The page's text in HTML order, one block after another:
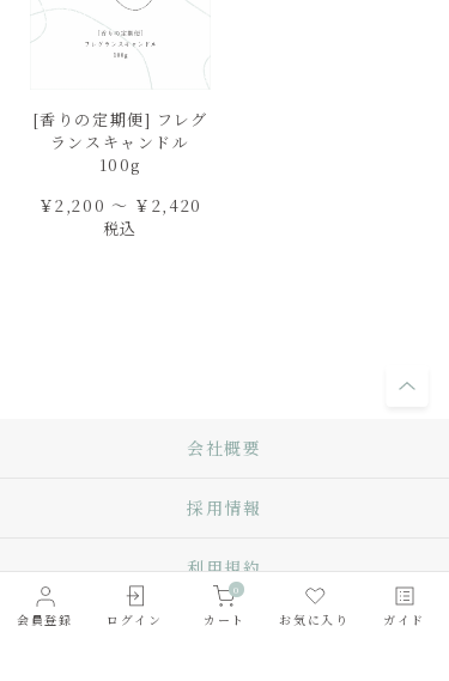
会員登録 ログイン
0
カート お気に入り ガイド
[香りの定期便] フレグ
ランスキャンドル
100g
￥2,200 ～ ￥2,420
税込
会社概要
採用情報
利用規約
お問い合わせ